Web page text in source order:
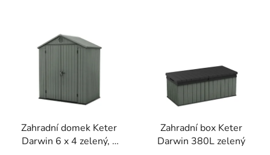
Zahradní domek Keter
Darwin 6 x 4 zelený, s
Zahradní box Keter
Darwin 380L zelený